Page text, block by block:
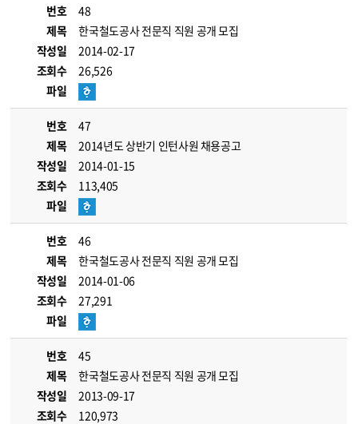
번호
48
제목
한국철도공사 전문직 직원 공개 모집
작성일
2014-02-17
조회수
26,526
파일
번호
47
제목
2014년도 상반기 인턴사원 채용공고
작성일
2014-01-15
조회수
113,405
파일
번호
46
제목
한국철도공사 전문직 직원 공개 모집
작성일
2014-01-06
조회수
27,291
파일
번호
45
제목
한국철도공사 전문직 직원 공개 모집
작성일
2013-09-17
조회수
120,973